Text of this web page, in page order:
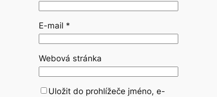
E-mail *
Webová stránka
Uložit do prohlížeče jméno, e-